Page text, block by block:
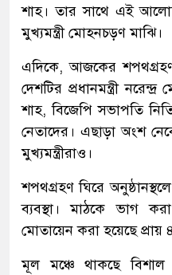
শাহ। তার সাথে এই
মুখ্যমন্ত্রী মোহনচড়ণ মাঝি।
এদিকে, আজকের শপথগ্রহণ
দেশটির প্রধানমন্ত্রী নরেন্দ্র
শাহ, বিজেপি সভাপতি
নেতাদের। এছাড়া অংশ
মুখ্যমন্ত্রীরাও।
শপথগ্রহণ ঘিরে অনুষ্ঠানস্থলে
ব্যবস্থা। মাঠকে ভাগ
মোতায়েন করা হয়েছে প্রায়
মূল মঞ্চে থাকছে বিশাল